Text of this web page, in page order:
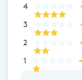
Fibromassage
Fotmassage
4
3
2
1